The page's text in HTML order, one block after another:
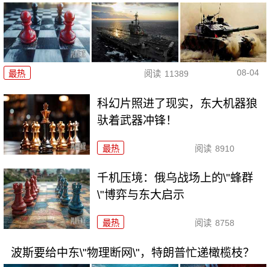
最热 阅读 11389 08-04
科幻片照进了现实，东大机器狼
驮着武器冲锋！
最热 阅读 8910
千机压境：俄乌战场上的\"蜂群
\"博弈与东大启示
最热 阅读 8758
波斯要给中东\"物理断网\"，特朗普忙递橄榄枝？